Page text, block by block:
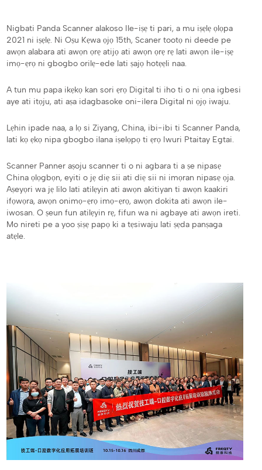
Nigbati Panda Scanner alakoso Ile-iṣẹ ti pari, a mu iṣẹlẹ ọlọpa
2021 ni iṣẹlẹ. Ni Oṣu Kẹwa ọjọ 15th, Scaner tootọ ni deede pe
awọn alabara ati awọn ọrẹ atijọ ati awọn ọrẹ rẹ lati awọn ile-iṣẹ
imọ-ẹrọ ni gbogbo orilẹ-ede lati ṣajọ hotẹẹli naa.
A tun mu papa ikẹkọ kan sori ẹrọ Digital ti iho ti o ni ọna igbesi
aye ati itọju, ati aṣa idagbasoke oni-ilera Digital ni ọjọ iwaju.
Lẹhin ipade naa, a lọ si Ziyang, China, ibi-ibi ti Scanner Panda,
lati kọ ẹkọ nipa gbogbo ilana iṣelọpọ ti ẹrọ Iwuri Ptaitay Egtai.
Scanner Panner aṣoju scanner ti o ni agbara ti a ṣe nipasẹ
China ọlọgbọn, eyiti o jẹ diẹ sii ati diẹ sii ni imọran nipasẹ ọja.
Aṣeyọri wa jẹ lilo lati atilẹyin ati awọn akitiyan ti awọn kaakiri
ifọwọra, awọn onimọ-ẹrọ imọ-ẹrọ, awọn dokita ati awọn ile-
iwosan. O ṣeun fun atilẹyin rẹ, fifun wa ni agbaye ati awọn ireti.
Mo nireti pe a yoo ṣiṣẹ papọ ki a tẹsiwaju lati ṣẹda panṣaga
atẹle.